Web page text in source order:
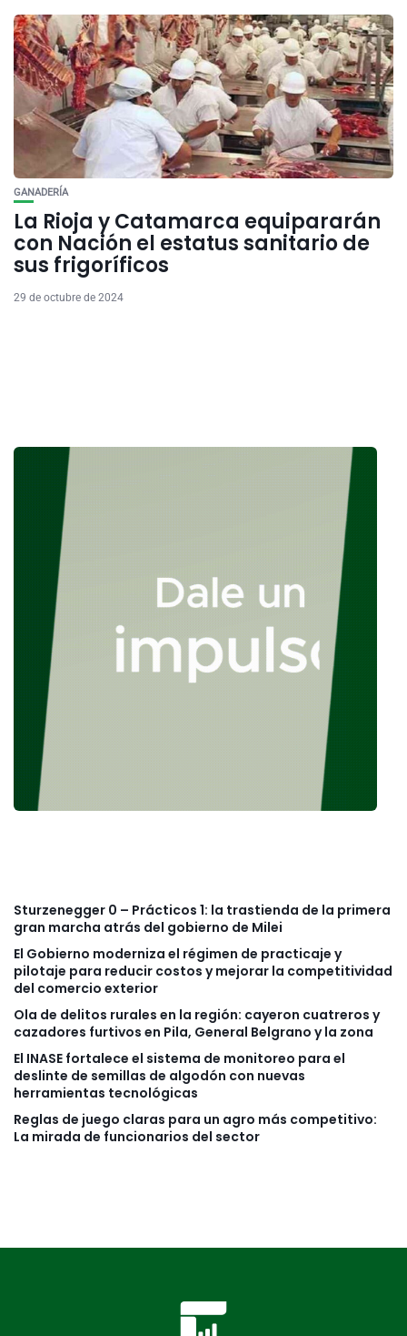
GANADERÍA
La Rioja y Catamarca equipararán
con Nación el estatus sanitario de
sus frigoríficos
29 de octubre de 2024
Sturzenegger 0 – Prácticos 1: la trastienda de la primera
gran marcha atrás del gobierno de Milei
El Gobierno moderniza el régimen de practicaje y
pilotaje para reducir costos y mejorar la competitividad
del comercio exterior
Ola de delitos rurales en la región: cayeron cuatreros y
cazadores furtivos en Pila, General Belgrano y la zona
El INASE fortalece el sistema de monitoreo para el
deslinte de semillas de algodón con nuevas
herramientas tecnológicas
Reglas de juego claras para un agro más competitivo:
La mirada de funcionarios del sector